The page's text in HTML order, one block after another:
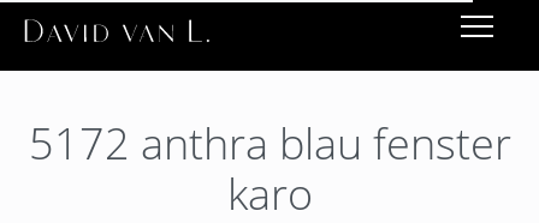
5172 anthra blau fenster
karo